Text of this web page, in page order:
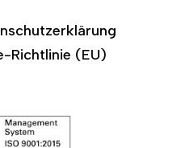
Richtlinie (EU)